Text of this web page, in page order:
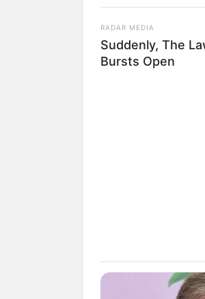
Auf
eine
RADAR MEDIA
Suddenly, The
Bursts Open
GAMES WAKA